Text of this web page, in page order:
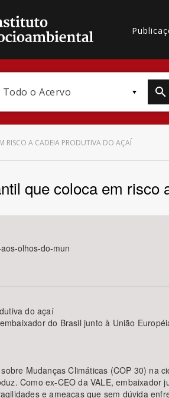
Todo o Acervo
Bioma / Bacia
Área Protegida
RISCO A CADEIA PRODUTIVA DO AÇAÍ
que coloca em risco
olhos-do-mun
do açaí
do Brasil junto à União
Mudanças Climáticas (COP 30) na
Como ex-CEO da VALE, embaixador
e ameaças que sem dúvida